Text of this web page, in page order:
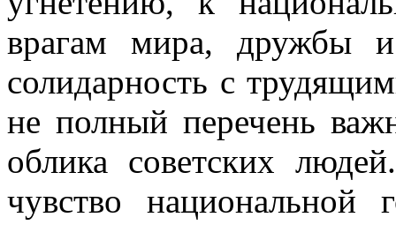
врагам мира, дружбы и
солидарность с
не полный перечень
облика советских
чувство